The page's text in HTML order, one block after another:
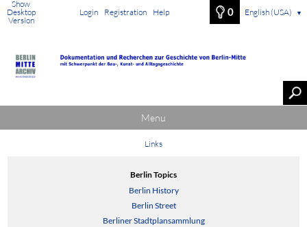
Show
Desktop
Version
Login Registration Help 0 English (USA) ▼
Menu
Links
Berlin Topics
Berlin History
Berlin Street
Berliner Stadtplansammlung